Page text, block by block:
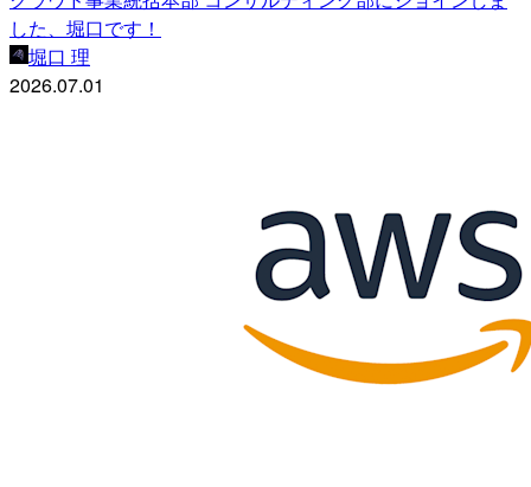
した、堀口です！
堀口 理
2026.07.01